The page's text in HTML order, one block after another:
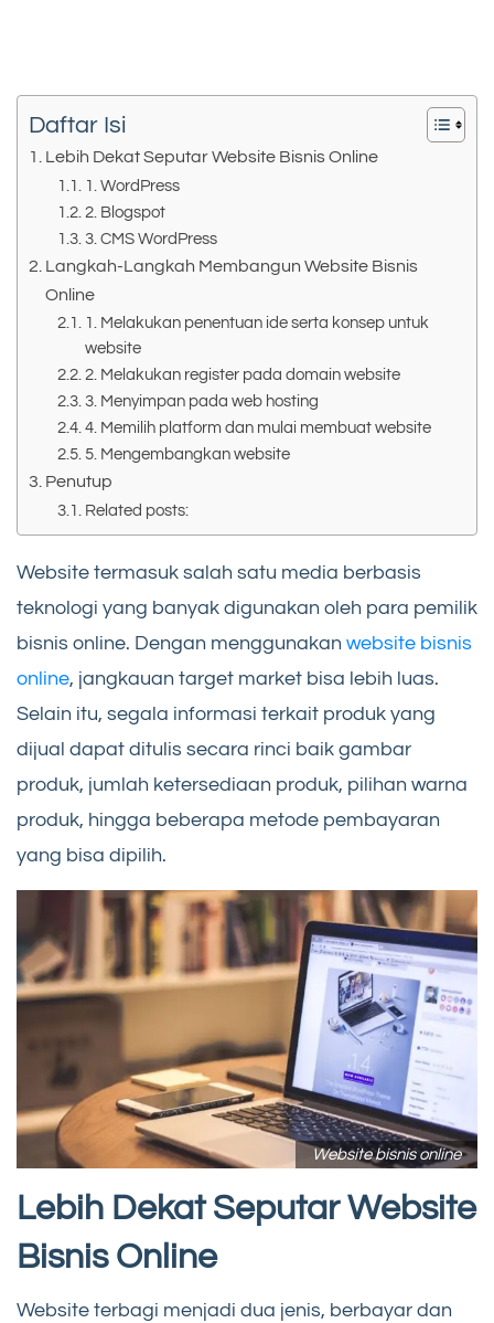
Daftar Isi
Lebih Dekat Seputar Website Bisnis Online
1. WordPress
2. Blogspot
3. CMS WordPress
Langkah-Langkah Membangun Website Bisnis
Online
1. Melakukan penentuan ide serta konsep untuk
website
2. Melakukan register pada domain website
3. Menyimpan pada web hosting
4. Memilih platform dan mulai membuat website
5. Mengembangkan website
Penutup
Related posts:
Website termasuk salah satu media berbasis
teknologi yang banyak digunakan oleh para pemilik
bisnis online. Dengan menggunakan website bisnis
online, jangkauan target market bisa lebih luas.
Selain itu, segala informasi terkait produk yang
dijual dapat ditulis secara rinci baik gambar
produk, jumlah ketersediaan produk, pilihan warna
produk, hingga beberapa metode pembayaran
yang bisa dipilih.
Website bisnis online
Lebih Dekat Seputar Website
Bisnis Online
Website terbagi menjadi dua jenis, berbayar dan